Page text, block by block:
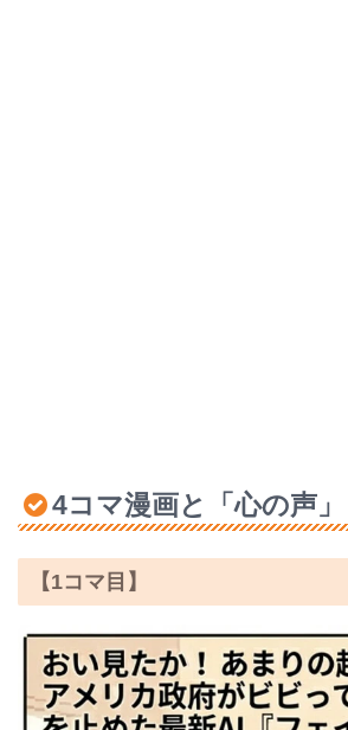
4コマ漫画と「心の声」
【1コマ目】